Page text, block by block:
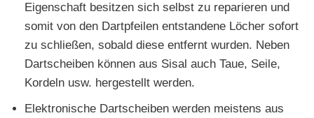
Eigenschaft besitzen sich selbst zu reparieren und
somit von den Dartpfeilen entstandene Löcher sofort
zu schließen, sobald diese entfernt wurden. Neben
Dartscheiben können aus Sisal auch Taue, Seile,
Kordeln usw. hergestellt werden.
Elektronische Dartscheiben werden meistens aus